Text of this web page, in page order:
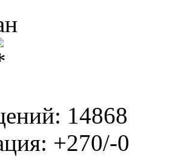
14868
+270/-0